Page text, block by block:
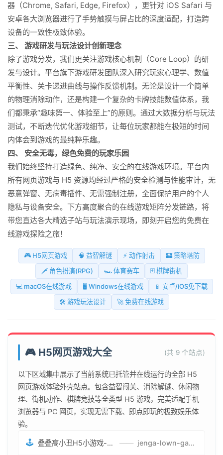
器（Chrome, Safari, Edge, Firefox），更针对 iOS Safari 与
安卓各大浏览器进行了手势触摸与屏占比的深度适配，打造跨
设备的一致性极致体验。
三、 游戏研发与玩法设计创新理念
除了游戏分发，我们更关注游戏核心机制（Core Loop）的研
发与设计。平台旗下游戏研发团队深入研究玩家心理学、数值
平衡性、关卡递进曲线与操作反馈机制。无论是设计一个简单
的物理消除动作，还是构建一个复杂的卡牌技能数值体系，我
们都秉承“趣味第一、体验至上”的原则。通过大数据分析与玩法
测试，不断迭代优化游戏细节，让每位玩家都能在极短的时间
内体会到游戏的最纯粹乐趣。
四、 安全无毒，绿色免费的玩家乐园
我们始终坚持打造绿色、纯净、安全的在线游戏环境。平台内
所有网页游戏与 H5 资源均经过严格的安全检测与性能审计，无
恶意弹窗、无病毒插件、无需强制注册，全面保护用户的个人
隐私与设备安全。下方高度聚合的在线游戏矩阵分发链路，将
带您直达各大精选子站与玩法演示现场，即刻开启您的免费在
线游戏探险之旅！
🎮 H5网页游戏 🧠 益智解谜 ⚡ 动作射击
🏰 策略塔防
🗡️ 角色扮演(RPG)
🏎️ 体育赛车
🃏 棋牌街机
💻 macOS在线游戏
🖥️ Windows在线游戏
📱 安卓/iOS免下载
🛠️ 游戏玩法设计
🚀 免费在线游戏
🎮 H5网页游戏大全 (共 9 个站点)
以下区域集中展示了当前系统已托管并在线运行的全部 H5
网页游戏体验外壳站点。包含益智闯关、消除解谜、休闲物
理、街机动作、棋牌竞技等全类型 H5 游戏，完美适配手机
浏览器与 PC 网页，实现无需下载、即点即玩的极致娱乐体
验。
🕹️ 叠叠高小丑H5小游戏-刺激游戏叠叠高小丑竞技赛-网页在线叠叠高小丑闯关游戏 —— jenga-lown-game.smartwatchmanufacturer.cn